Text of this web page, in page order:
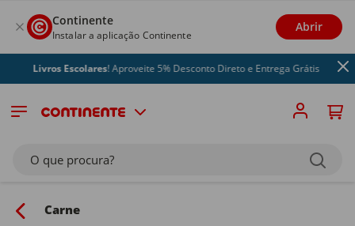
Continente
Instalar a aplicação Continente
Abrir
Livros Escolares! Aproveite 5% Desconto Direto e Entrega Grátis
O que procura?
Carne